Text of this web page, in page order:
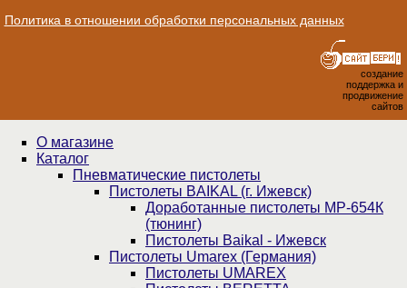
Политика в отношении обработки персональных данных
создание
поддержка и
продвижение
сайтов
О магазине
Каталог
Пнев­ма­ти­чес­кие пистолеты
Пистолеты BAIKAL (г. Ижевск)
Доработанные пистолеты МР-654К
(тюнинг)
Пистолеты Baikal - Ижевск
Пистолеты Umarex (Германия)
Пистолеты UMAREX